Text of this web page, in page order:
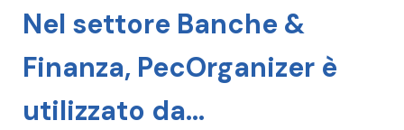
Nel settore Banche &
Finanza, PecOrganizer è
utilizzato da…